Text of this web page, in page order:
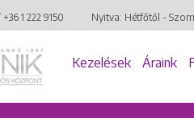
+36 1 222 9150 Nyitva: Hétfőtől -
Kezelések Áraink